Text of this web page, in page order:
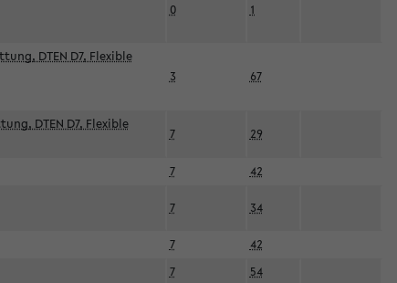
0 1
DTEN D7, Flexible
3 67
DTEN D7, Flexible
7 29
7 42
7 34
7
42
7 54